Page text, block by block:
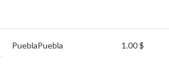
PueblaPuebla 1.00 $